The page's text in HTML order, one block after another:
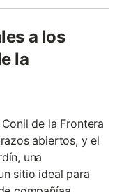
a los
la
de la Frontera
abiertos, y el
una
sitio ideal para